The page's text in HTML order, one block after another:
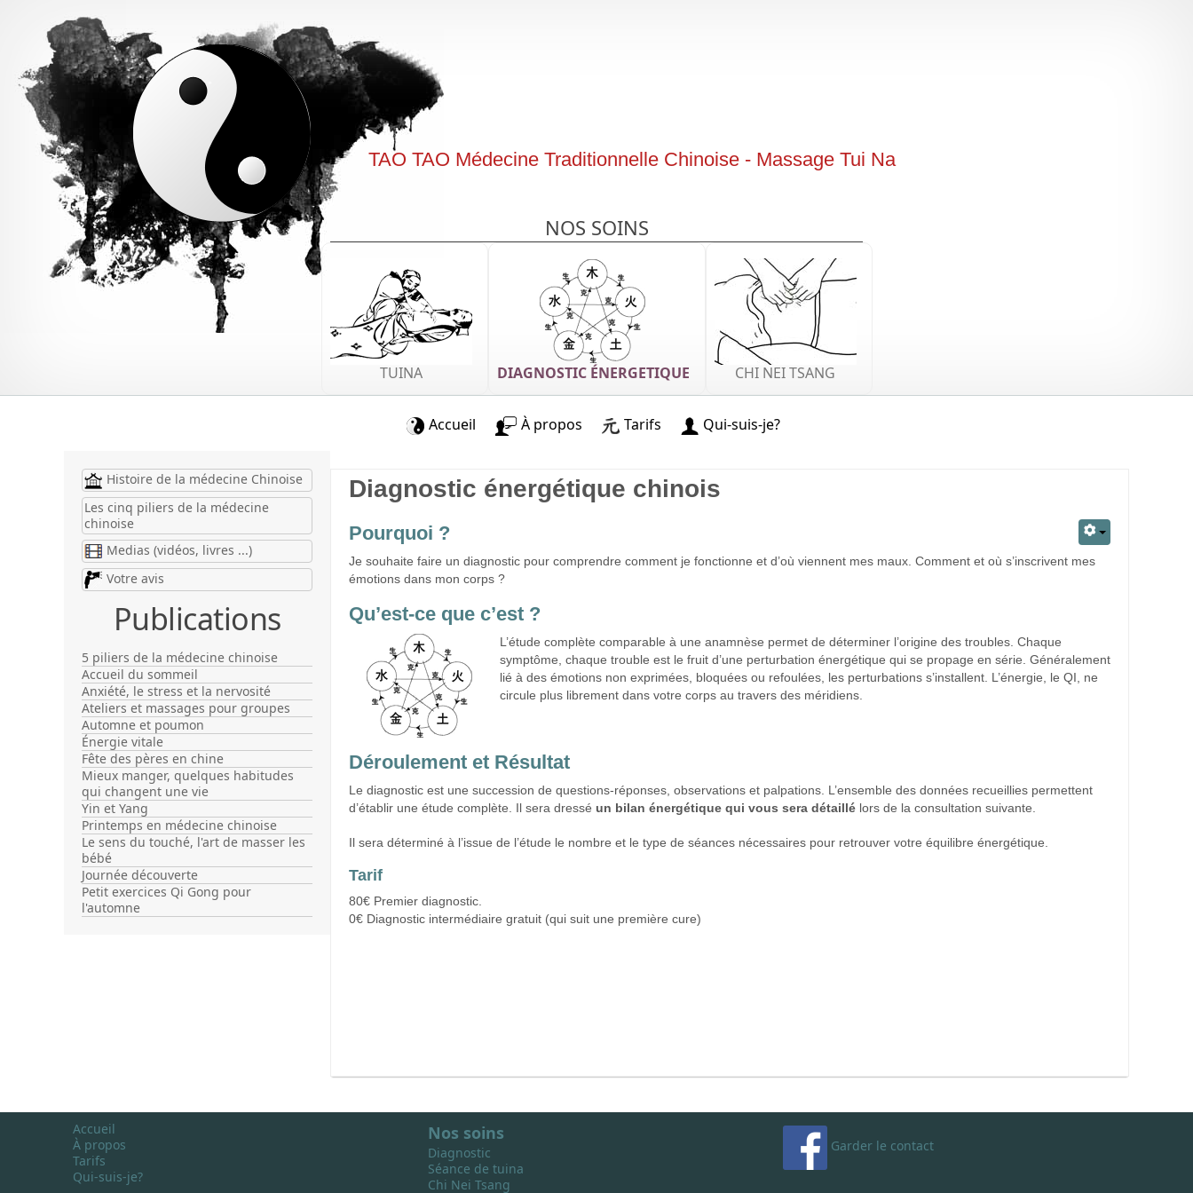
TAO TAO Médecine Traditionnelle Chinoise - Massage Tui Na
NOS SOINS
TUINA DIAGNOSTIC ÉNERGETIQUE CHI NEI TSANG
Accueil À propos Tarifs Qui-suis-je?
Histoire de la médecine Chinoise
Les cinq piliers de la médecine
chinoise
Medias (vidéos, livres ...)
Votre avis
Publications
5 piliers de la médecine chinoise
Accueil du sommeil
Anxiété, le stress et la nervosité
Ateliers et massages pour groupes
Automne et poumon
Énergie vitale
Fête des pères en chine
Mieux manger, quelques habitudes
qui changent une vie
Yin et Yang
Printemps en médecine chinoise
Le sens du touché, l'art de masser les
bébé
Journée découverte
Petit exercices Qi Gong pour
l'automne
Diagnostic énergétique chinois
Pourquoi ?
Je souhaite faire un diagnostic pour comprendre comment je fonctionne et d’où viennent mes maux. Comment et où s’inscrivent mes
émotions dans mon corps ?
Qu’est-ce que c’est ?
L’étude complète comparable à une anamnèse permet de déterminer l’origine des troubles. Chaque
symptôme, chaque trouble est le fruit d’une perturbation énergétique qui se propage en série. Généralement
lié à des émotions non exprimées, bloquées ou refoulées, les perturbations s’installent. L’énergie, le QI, ne
circule plus librement dans votre corps au travers des méridiens.
Déroulement et Résultat
Le diagnostic est une succession de questions-réponses, observations et palpations. L’ensemble des données recueillies permettent
d’établir une étude complète. Il sera dressé un bilan énergétique qui vous sera détaillé lors de la consultation suivante.
Il sera déterminé à l’issue de l’étude le nombre et le type de séances nécessaires pour retrouver votre équilibre énergétique.
Tarif
80€ Premier diagnostic.
0€ Diagnostic intermédiaire gratuit (qui suit une première cure)
Accueil
À propos
Tarifs
Qui-suis-je?
Nos soins
Diagnostic
Séance de tuina
Chi Nei Tsang
Garder le contact